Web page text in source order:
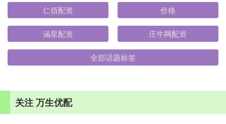
仁佰配资 价格
涵星配资 庄牛网配资
全部话题标签
关注 万生优配